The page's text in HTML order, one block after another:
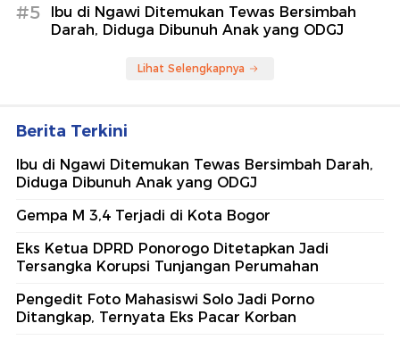
#5
Ibu di Ngawi Ditemukan Tewas Bersimbah
Darah, Diduga Dibunuh Anak yang ODGJ
Lihat Selengkapnya
Berita Terkini
Ibu di Ngawi Ditemukan Tewas Bersimbah Darah,
Diduga Dibunuh Anak yang ODGJ
Gempa M 3,4 Terjadi di Kota Bogor
Eks Ketua DPRD Ponorogo Ditetapkan Jadi
Tersangka Korupsi Tunjangan Perumahan
Pengedit Foto Mahasiswi Solo Jadi Porno
Ditangkap, Ternyata Eks Pacar Korban